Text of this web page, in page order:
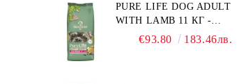
С ТЕГЛО ПОД 10 КГ, С
ПАТИЦА. БЕЗ ЗЪРНО, БЕЗ
ГЛУТЕН. ПРОИЗВЕДЕНА
PURE LIFE DOG ADULT
WITH LAMB 11 КГ -
ПЪЛНОЦЕННА ХРАНА ЗА
€93.80 183.46лв.